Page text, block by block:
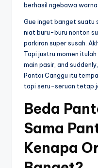
berhasil ngebawa
Gue inget banget suatu
niat buru-buru nonton
parkiran super susah.
Tapi justru momen
main pasir, and
Pantai Canggu itu
tapi seru-seruan tetap
Beda
Sama
Kenapa